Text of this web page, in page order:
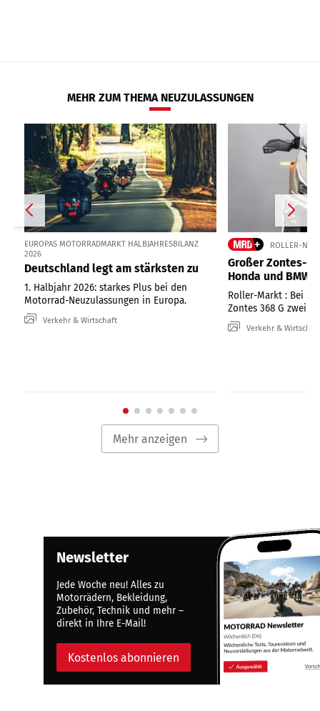
MEHR ZUM THEMA NEUZULASSUNGEN
EUROPAS MOTORRADMARKT HALBJAHRESBILANZ
2026
Deutschland legt am stärksten zu
1. Halbjahr 2026: starkes Plus bei den
Motorrad-Neuzulassungen in Europa.
Verkehr & Wirtschaft
ROLLER-
Großer Zontes-
Honda und BMW
Roller-Markt : Bei
Zontes 368 G zwei
Verkehr &
Mehr anzeigen
Newsletter
Jede Woche neu! Alles zu
Motorrädern, Bekleidung,
Zubehör, Technik und mehr –
direkt in Ihre E-Mail!
Kostenlos abonnieren